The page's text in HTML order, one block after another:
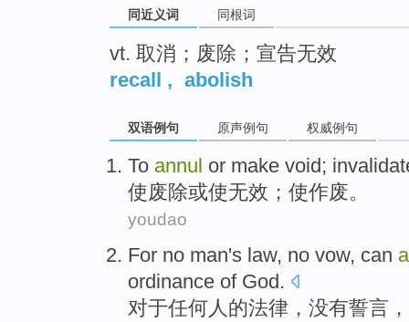
同近义词 同根词
vt. 取消；废除；宣告无效
recall , abolish
双语例句 原声例句 权威例句
To annul or make void ;
使废除或使无效 ； 使作废。
youdao
For no man's law, no vow, can
ordinance of God.
对于任何人的法律 ， 没有誓言 ，